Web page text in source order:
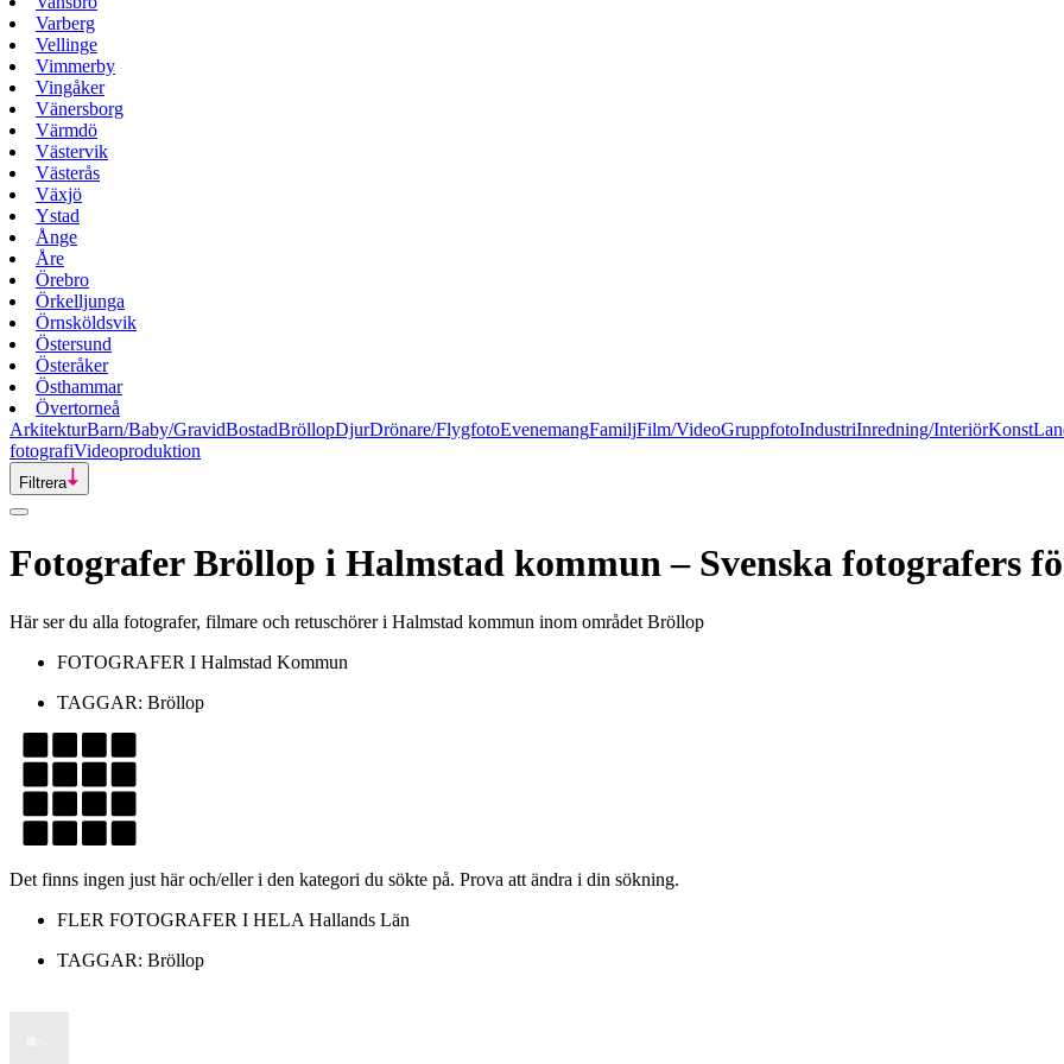
Varberg
Vellinge
Vimmerby
Vingåker
Vänersborg
Värmdö
Västervik
Västerås
Växjö
Ystad
Ånge
Åre
Örebro
Örkelljunga
Örnsköldsvik
Östersund
Österåker
Östhammar
Övertorneå
ArkitekturBarn/Baby/GravidBostadBröllopDjurDrönare/FlygfotoEvenemangFamiljFilm/VideoGruppfotoIndustriInredning/InteriörKonst
fotografiVideoproduktion
Filtrera
FotograferBröllop i Halmstad kommun– Svenska fotografers
Här ser du alla fotografer, filmare och retuschörer i Halmstad kommun inom området Bröllop
FOTOGRAFER I Halmstad Kommun
TAGGAR: Bröllop
Det finns ingen just här och/eller i den kategori du sökte på. Prova att ändra i din sökning.
FLER FOTOGRAFER I HELA Hallands Län
TAGGAR: Bröllop